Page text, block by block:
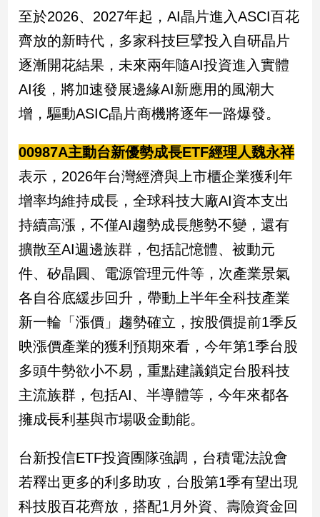
遊/
美
食
星
座/
命
理
費
康/
親
子/
感
情
術
／
文
創
／
電
影
推
薦
科
遊
戲
運
動
至於2026、2027年起，AI晶片進入ASCI百花
齊放的新時代，多家科技巨擘投入自研晶片
逐漸開花結果，未來兩年隨AI投資進入實體
AI後，將加速發展邊緣AI新應用的風潮大
增，驅動ASIC晶片商機將逐年一路爆發。
00987A主動台新優勢成長ETF經理人魏永祥
表示，2026年台灣經濟與上市櫃企業獲利年
增率均維持成長，全球科技大廠AI資本支出
持續高漲，不僅AI趨勢成長態勢不變，還有
擴散至AI週邊族群，包括記憶體、被動元
件、矽晶圓、電源管理元件等，次產業景氣
各自谷底緩步回升，帶動上半年全科技產業
新一輪「漲價」趨勢確立，按股價提前1季反
映漲價產業的獲利預期來看，今年第1季台股
多頭牛勢欲小不易，重點建議鎖定台股科技
主流族群，包括AI、半導體等，今年來都各
擁成長利基與市場吸金動能。
台新投信ETF投資團隊強調，台積電法說會
若釋出更多的利多助攻，台股第1季有望出現
科技股百花齊放，搭配1月外資、壽險資金回